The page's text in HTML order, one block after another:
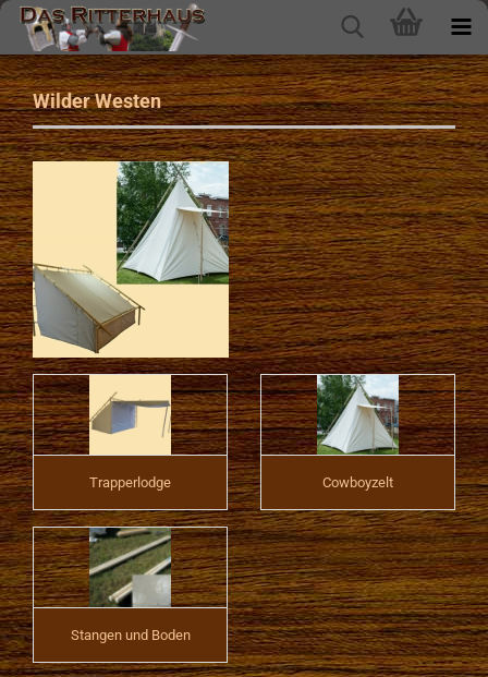
Wilder Westen
Trapperlodge Cowboyzelt
Stangen und Boden